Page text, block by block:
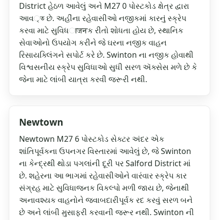
District હેઠળ આવેલું અને M27 0 પોસ્ટકોડ ક્ષેત્ર દ્વારા
આવৃত છે. અહીંના રહેવાસીઓ નજીકમાં કારનું સ્ક્રેપ
કરવા માટે સુવિધाजनક રીતો શોધતા હોય છે, સ્થાનિક
સેવાઓનો ઉપયોગ કરીને જે ઘરના નજીક વાહન
રિસાયક્લિંગને સપોર્ટ કરે છે. Swinton ના નજીક હોવાથી
વિશ્વસનીય સ્ક્રેપ સુવિધાઓ સુધી સરળ ઍક્સેસ મળે છે કે
જેના માટે લાંબી યાત્રા કરવી જરૂરી નથી.
Newtown
Newtown M27 6 પોસ્ટકોડ સેક્ટર અંદર એક
શાંતિપૂર્વકના ઉપનગર વિસ્તારમાં આવેલું છે, જે Swinton
ના કેન્દ્રથી થોડા પગલાંની દૂરી પર Salford District માં
છે. શહેરના આ ભાગમાં રહેવાસીઓને વારંવાર સ્ક્રેપ કાર
સંગ્રહ માટે સુવિધાજનક વિકલ્પો મળી જાય છે, જેનાથી
અનાવશ્યક વાહનોને જવાબદારીપૂર્વક રદ કરવું સરળ બને
છે અને લાંબી મુસાફરી કરવાની જરૂર નથી. Swinton ની